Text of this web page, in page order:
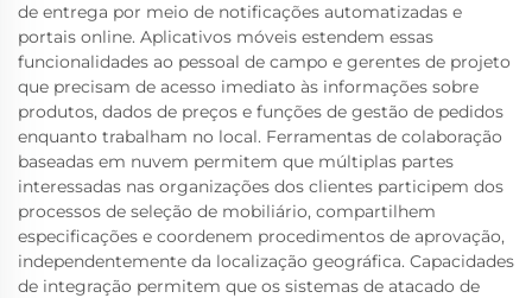
de entrega por meio de notificações automatizadas e
portais online. Aplicativos móveis estendem essas
funcionalidades ao pessoal de campo e gerentes de projeto
que precisam de acesso imediato às informações sobre
produtos, dados de preços e funções de gestão de pedidos
enquanto trabalham no local. Ferramentas de colaboração
baseadas em nuvem permitem que múltiplas partes
interessadas nas organizações dos clientes participem dos
processos de seleção de mobiliário, compartilhem
especificações e coordenem procedimentos de aprovação,
independentemente da localização geográfica. Capacidades
de integração permitem que os sistemas de atacado de